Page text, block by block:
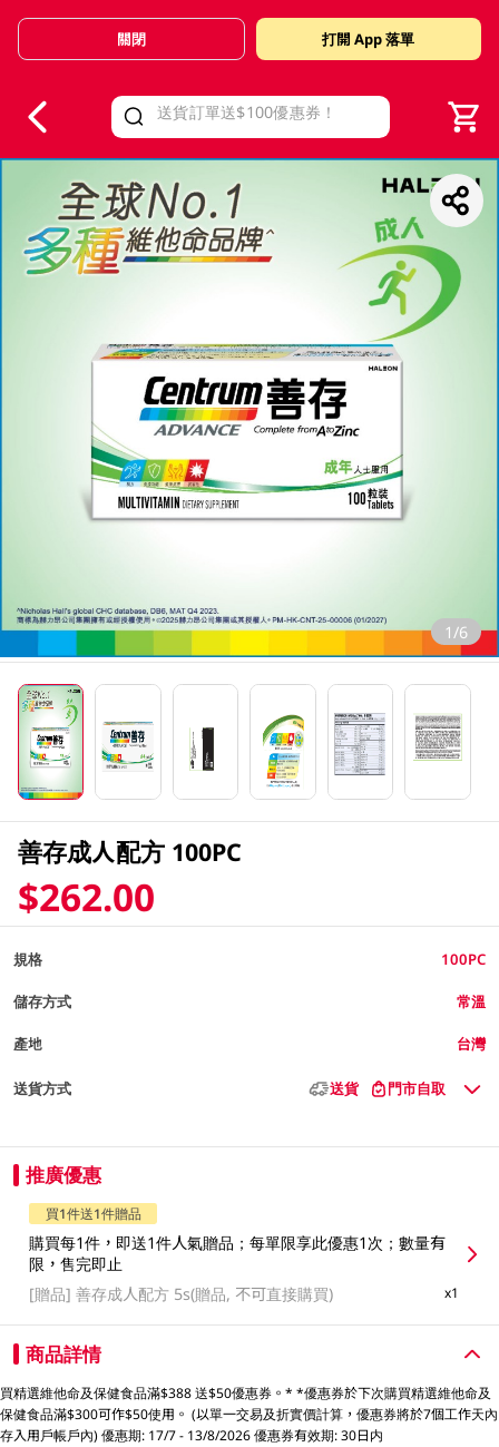
Valid Until 30 June 2026
關閉 打開 App 落單
1/6
善存成人配方 100PC
$262.00
規格 100PC
儲存方式 常溫
產地 台灣
送貨方式 送貨 門市自取
推廣優惠
買1件送1件贈品
購買每1件，即送1件人氣贈品；每單限享此優惠1次；數量有
限，售完即止
[贈品]善存成人配方 5s(贈品, 不可直接購買) x1
商品詳情
買精選維他命及保健食品滿$388 送$50優惠券。* *優惠券於下次購買精選維他命及
保健食品滿$300可作$50使用。 (以單一交易及折實價計算，優惠券將於7個工作天內
存入用戶帳戶內) 優惠期: 17/7 - 13/8/2026 優惠券有效期: 30日内